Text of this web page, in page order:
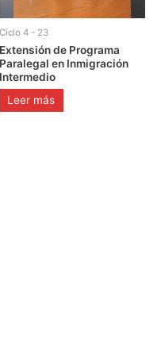
Ciclo 4 - 23
Extensión de Programa
Paralegal en Inmigración
Intermedio
Leer más